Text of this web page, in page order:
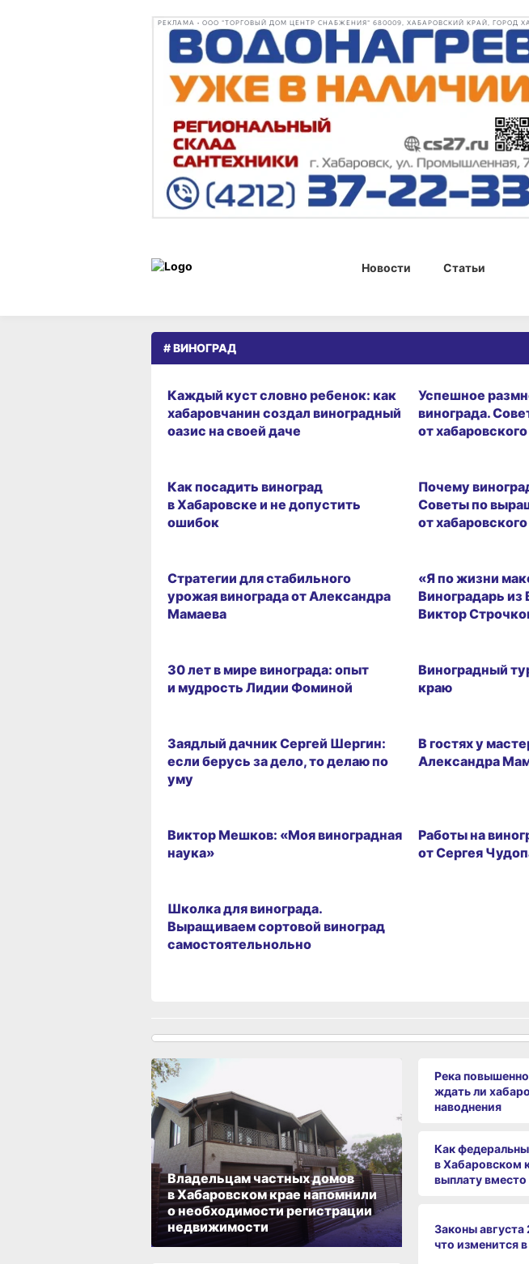
РЕКЛАМА • ООО "ТОРГОВЫЙ ДОМ ЦЕНТР СНАБЖЕНИЯ" 680009, ХАБАРОВСКИЙ КРАЙ, ГОРОД
Новости Статьи
# ВИНОГРАД
Каждый куст словно ребенок: как
хабаровчанин создал виноградный
оазис на своей даче
Успешное
винограда.
от
Как посадить виноград
в Хабаровске и не допустить
ошибок
Почему
Советы по
от
Стратегии для стабильного
урожая винограда от Александра
Мамаева
«Я по жизни
Виноградарь из
Виктор
30 лет в мире винограда: опыт
и мудрость Лидии Фоминой
Виноградный
краю
Заядлый дачник Сергей Шергин:
если берусь за дело, то делаю по
уму
В гостях у
Александра
Виктор Мешков: «Моя виноградная
наука»
Работы на
от Сергея
Школка для винограда.
Выращиваем сортовой виноград
самостоятельнольно
Владельцам частных домов
в Хабаровском крае напомнили
о необходимости регистрации
недвижимости
Река
ждать ли
наводнения
Как
в Хабаровском
выплату вместо
Законы августа
что изменится